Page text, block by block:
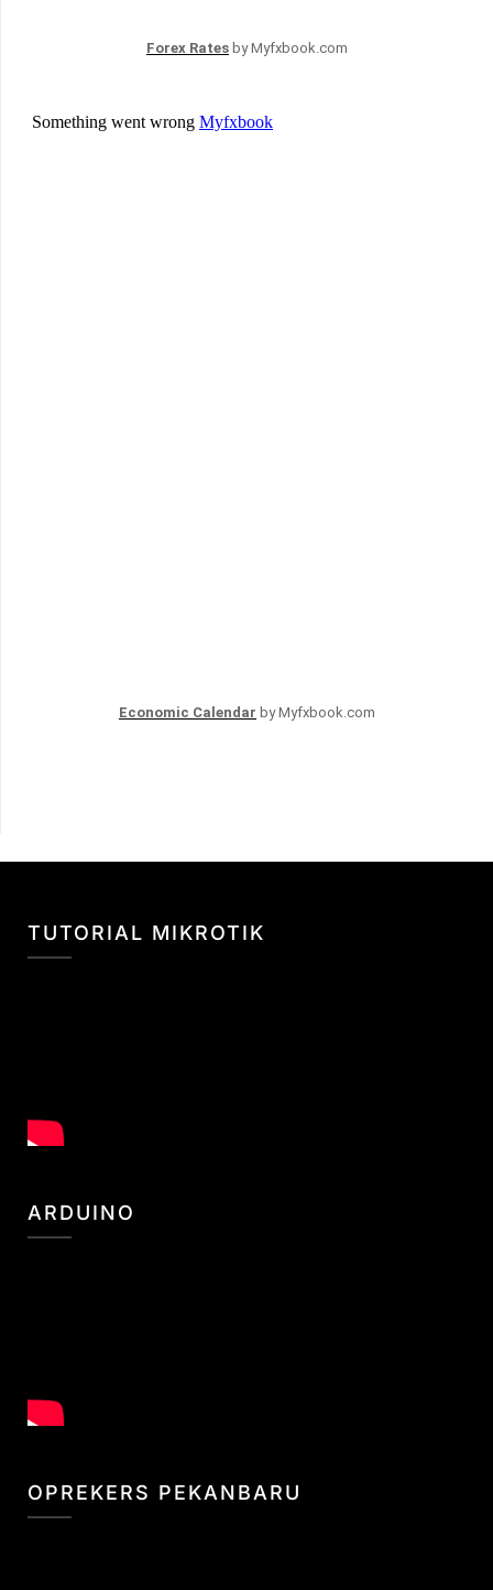
Forex Rates by Myfxbook.com
Economic Calendar by Myfxbook.com
TUTORIAL MIKROTIK
ARDUINO
OPREKERS PEKANBARU